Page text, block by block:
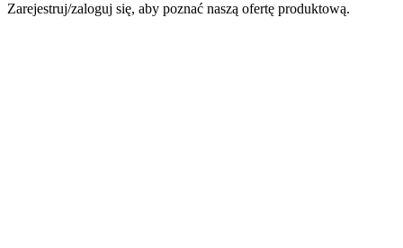
Zarejestruj/zaloguj się, aby poznać naszą ofertę produktową.